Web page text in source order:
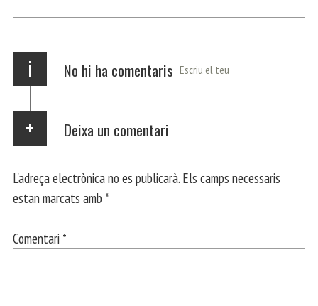
p m ei
i No hi ha comentaris Escriu el teu
Deixa un comentari
L'adreça electrònica no es publicarà. Els camps necessaris
estan marcats amb *
Comentari *